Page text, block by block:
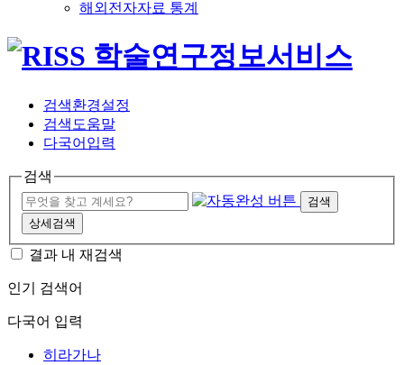
해외전자자료 통계
검색환경설정
검색도움말
다국어입력
검색
검색
상세검색
결과 내 재검색
인기 검색어
다국어 입력
히라가나